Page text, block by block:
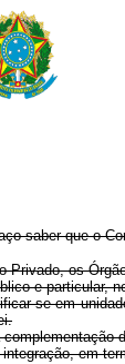
saber que o
Privado, os
e particular,
se em
em